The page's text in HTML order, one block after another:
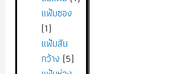
แฟ้มซอง
1
แฟ้มสัน
กว้าง 5